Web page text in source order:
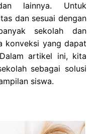
lainnya. Untuk
dan sesuai dengan
sekolah dan
konveksi yang dapat
artikel ini, kita
sebagai solusi
siswa.